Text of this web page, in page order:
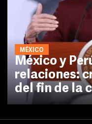
MÉXICO
México y
relaciones:
del fin de la